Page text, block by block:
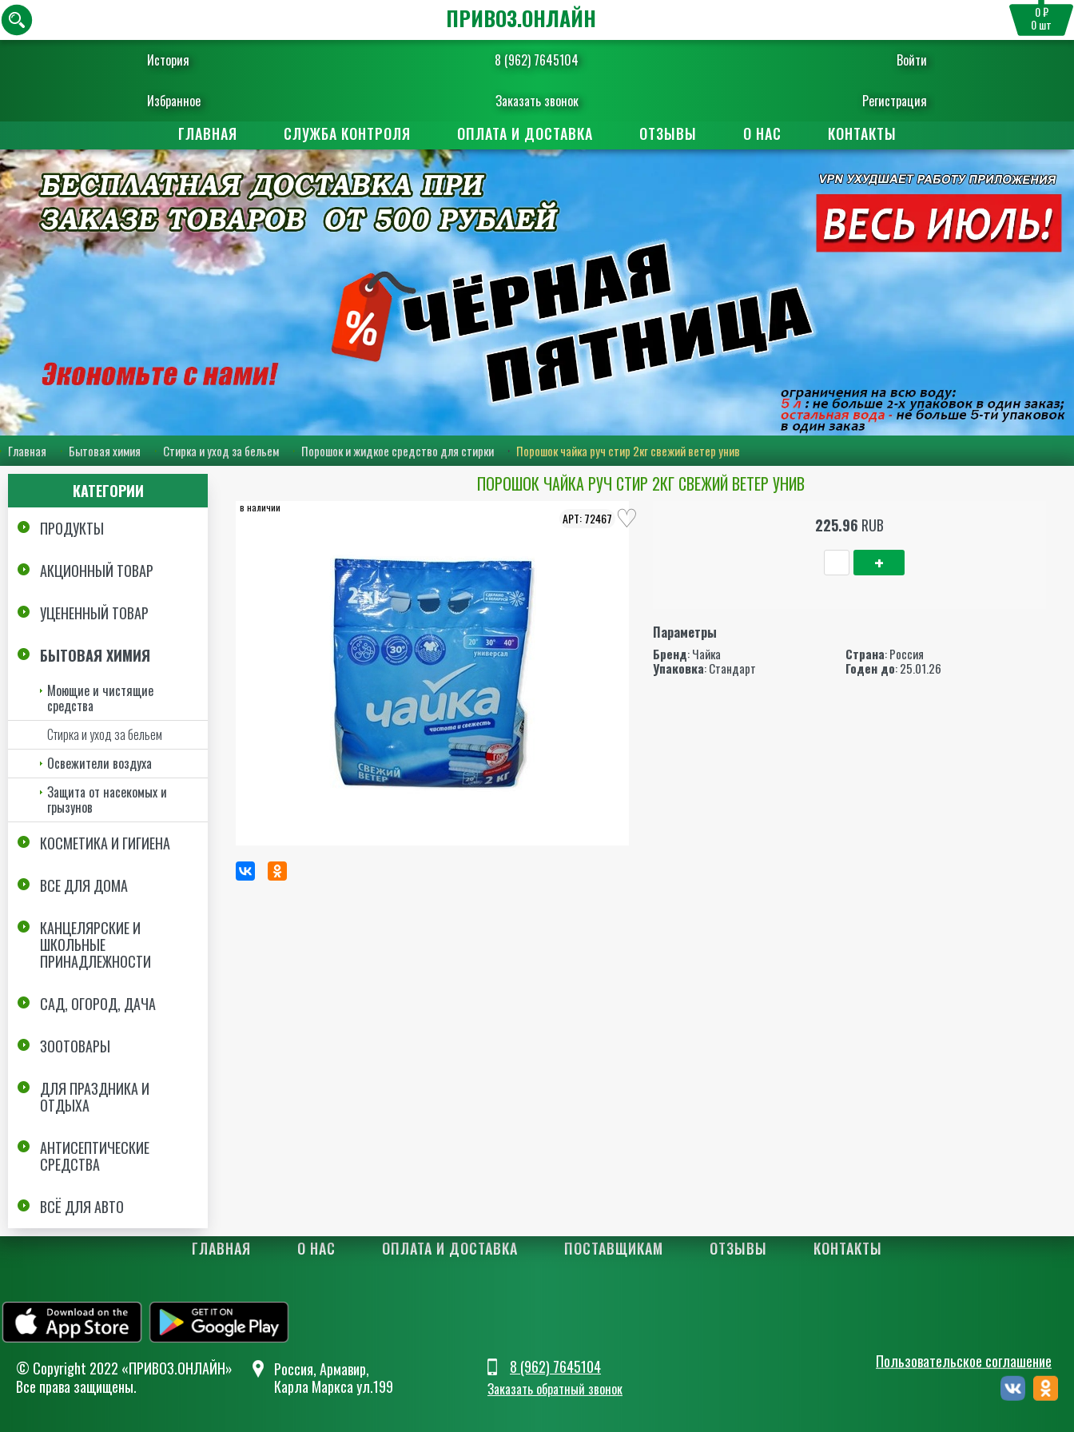
История 8 (962) 7645104 Войти
Избранное Заказать звонок Регистрация
ПРИВОЗ.ОНЛАЙН 0 ₽
0шт
ГЛАВНАЯ СЛУЖБА КОНТРОЛЯ ОПЛАТА И ДОСТАВКА ОТЗЫВЫ О НАС КОНТАКТЫ
Главная Бытовая химия Стирка и уход за бельем Порошок и жидкое средство для стирки Порошок чайка руч стир 2кг свежий ветер унив
КАТЕГОРИИ
ПРОДУКТЫ
АКЦИОННЫЙ ТОВАР
УЦЕНЕННЫЙ ТОВАР
БЫТОВАЯ ХИМИЯ
Моющие и чистящие
средства
Стирка и уход за бельем
Освежители воздуха
Защита от насекомых и
грызунов
КОСМЕТИКА И ГИГИЕНА
ВСЕ ДЛЯ ДОМА
КАНЦЕЛЯРСКИЕ И
ШКОЛЬНЫЕ
ПРИНАДЛЕЖНОСТИ
САД, ОГОРОД, ДАЧА
ЗООТОВАРЫ
ДЛЯ ПРАЗДНИКА И
ОТДЫХА
АНТИСЕПТИЧЕСКИЕ
СРЕДСТВА
ВСЁ ДЛЯ АВТО
ПОРОШОК ЧАЙКА РУЧ СТИР 2КГ СВЕЖИЙ ВЕТЕР УНИВ
в наличии
72467 225.96 RUB
Параметры
Бренд:Чайка Страна: Россия
Упаковка: Стандарт Годен до: 25.01.26
ГЛАВНАЯ О НАС ОПЛАТА И ДОСТАВКА ПОСТАВЩИКАМ ОТЗЫВЫ КОНТАКТЫ
8 (962) 7645104
Заказать обратный звонок
Россия, Армавир,
Карла Маркса ул.199
Пользовательское соглашение
© Сopyright 2022 «ПРИВОЗ.ОНЛАЙН»
Все права защищены.